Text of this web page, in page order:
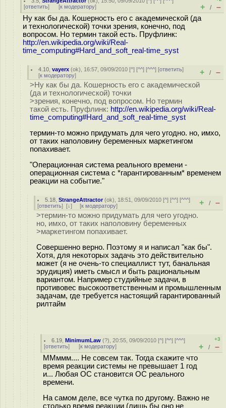
[ответить] [к модератору] + / –
Ну как бы да. Кошерность его с академической (да
и технологической) точки зрения, конечно, под
вопросом. Но термин такой есть. Пруфлинк:
http://en.wikipedia.org/wiki/Real-
time_computing#Hard_and_soft_real-time_syst
4.10 ,vayerx (ok), 16:57, 09/09/2010 [^] [^^] [^^^] [ответить]
[к модератору] + / –
>Ну как бы да. Кошерность его с академической
(да и технологической) точки
>зрения, конечно, под вопросом. Но термин
такой есть. Пруфлинк: http://en.wikipedia.org/wiki/Real-
time_computing#Hard_and_soft_real-time_syst
термин-то можно придумать для чего угодно. но, имхо,
от таких наполовину беременных маркетингом
попахивает.
"Операционная система реального времени -
операционная система с *гарантированным* временем
реакции на событие."
5.18 ,StrangeAttractor(ok), 18:51, 09/09/2010 [^] [^^] [^^^]
[ответить] [↓] [к модератору] + / –
>термин-то можно придумать для чего угодно.
но, имхо, от таких наполовину беременных
>маркетингом попахивает.
Совершенно верно. Поэтому я и написал "как бы".
Хотя, для некоторых задачь это действительно
может (я не очень-то специаллист тут, банальная
эрудиция) иметь смысл и быть рациональным
вариантом. Например студийные задачи, в
противовес высокоответственным и промышленным
задачам, где требуется настоящий гарантированный
рилтайм
6.19 ,MinimumLaw (?), 20:55, 09/09/2010 [^] [^^] [^^^]
[ответить] [к модератору]
+3
+ / –
ММммм.... Не совсем так. Тогда скажите что
время реакции системы не превышает 1 год
и... Любая ОС становится ОС реального
времени.
На самом деле, все чутка по другому. Важно не
столько время реакции (лишь бы оно не